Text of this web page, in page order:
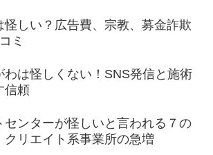
怪しい？広告費、宗教、募金詐欺
ミ
わは怪しくない！SNS発信と施術
信頼
センターが怪しいと言われる７の
クリエイト系事業所の急増